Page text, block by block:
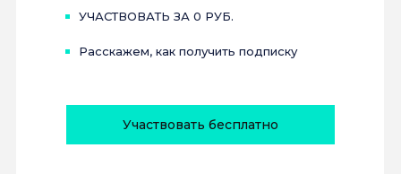
УЧАСТВОВАТЬ ЗА 0 РУБ.
Расскажем, как получить подписку
Участвовать бесплатно